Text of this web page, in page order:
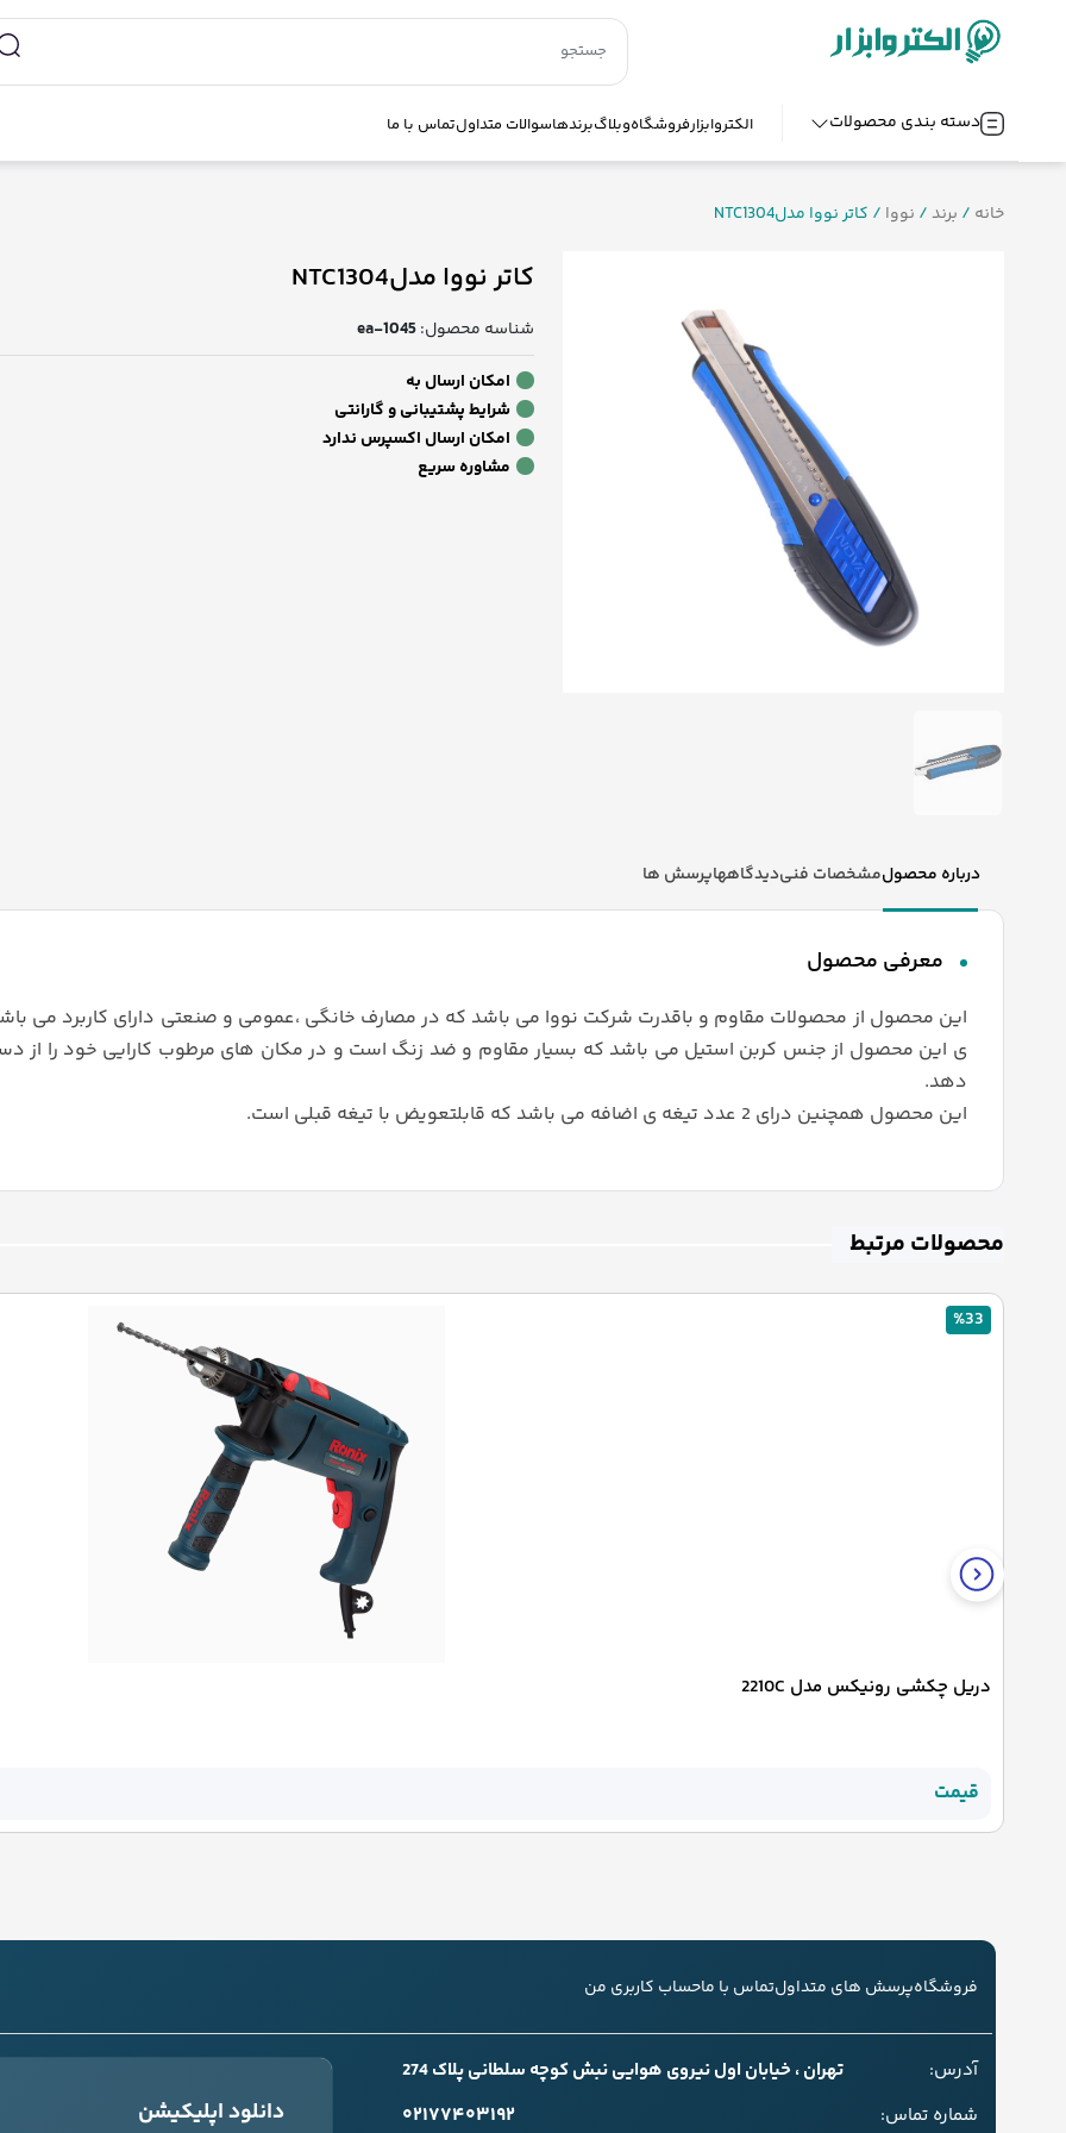
دسته بندی محصولات الکتروابزارفروشگاهوبلاگبرندهاسوالات متداولتماس با ما
خانه / برند/ نووا / کاتر نووا مدلNTC1304
کاتر نووا مدلNTC1304
شناسه محصول:ea-1045
امکان ارسال به
شرایط پشتیبانی و گارانتی
امکان ارسال اکسپرس ندارد
مشاوره سریع
درباره محصولمشخصات فنیدیدگاههاپرسش ها
معرفی محصول
این محصول از محصولات مقاوم و باقدرت شرکت نووا می باشد که در مصارف خانگی ،عمومی و صنعتی دارای کاربرد می
ی این محصول از جنس کربن استیل می باشد که بسیار مقاوم و ضد زنگ است و در مکان های مرطوب کارایی خود را از
دهد.
این محصول همچنین درای 2 عدد تیغه ی اضافه می باشد که قابلتعویض با تیغه قبلی است.
محصولات مرتبط
%33
دریل چکشی رونیکس مدل 2210C
قیمت
فروشگاهپرسش های متداولتماس با ماحساب کاربری من
آدرس:
تهران ، خیابان اول نیروی هوایی نبش کوچه سلطانی پلاک 274
شماره تماس:
۰۲۱۷۷۴۰۳۱۹۲
دانلود اپلیکیشن